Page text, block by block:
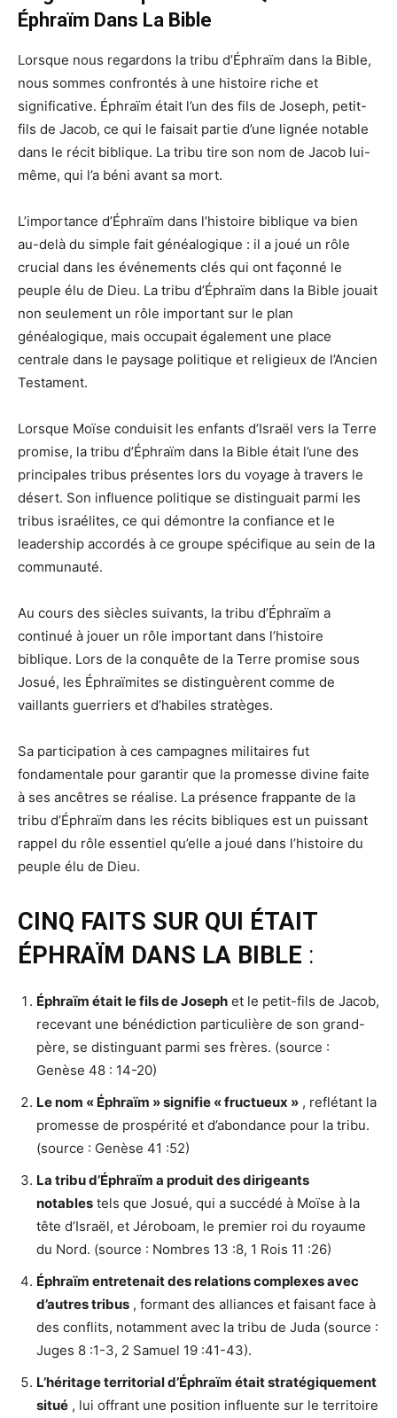
Éphraïm Dans La Bible
Lorsque nous regardons la tribu d’Éphraïm dans la Bible,
nous sommes confrontés à une histoire riche et
significative. Éphraïm était l’un des fils de Joseph, petit-
fils de Jacob, ce qui le faisait partie d’une lignée notable
dans le récit biblique. La tribu tire son nom de Jacob lui-
même, qui l’a béni avant sa mort.
L’importance d’Éphraïm dans l’histoire biblique va bien
au-delà du simple fait généalogique : il a joué un rôle
crucial dans les événements clés qui ont façonné le
peuple élu de Dieu. La tribu d’Éphraïm dans la Bible jouait
non seulement un rôle important sur le plan
généalogique, mais occupait également une place
centrale dans le paysage politique et religieux de l’Ancien
Testament.
Lorsque Moïse conduisit les enfants d’Israël vers la Terre
promise, la tribu d’Éphraïm dans la Bible était l’une des
principales tribus présentes lors du voyage à travers le
désert. Son influence politique se distinguait parmi les
tribus israélites, ce qui démontre la confiance et le
leadership accordés à ce groupe spécifique au sein de la
communauté.
Au cours des siècles suivants, la tribu d’Éphraïm a
continué à jouer un rôle important dans l’histoire
biblique. Lors de la conquête de la Terre promise sous
Josué, les Éphraïmites se distinguèrent comme de
vaillants guerriers et d’habiles stratèges.
Sa participation à ces campagnes militaires fut
fondamentale pour garantir que la promesse divine faite
à ses ancêtres se réalise. La présence frappante de la
tribu d’Éphraïm dans les récits bibliques est un puissant
rappel du rôle essentiel qu’elle a joué dans l’histoire du
peuple élu de Dieu.
CINQ FAITS SUR QUI ÉTAIT
ÉPHRAÏM DANS LA BIBLE :
Éphraïm était le fils de Joseph et le petit-fils de Jacob,
recevant une bénédiction particulière de son grand-
père, se distinguant parmi ses frères. (source :
Genèse 48 : 14-20)
Le nom « Éphraïm » signifie « fructueux » , reflétant la
promesse de prospérité et d’abondance pour la tribu.
(source : Genèse 41 :52)
La tribu d’Éphraïm a produit des dirigeants
notables tels que Josué, qui a succédé à Moïse à la
tête d’Israël, et Jéroboam, le premier roi du royaume
du Nord. (source : Nombres 13 :8, 1 Rois 11 :26)
Éphraïm entretenait des relations complexes avec
d’autres tribus , formant des alliances et faisant face à
des conflits, notamment avec la tribu de Juda (source :
Juges 8 :1-3, 2 Samuel 19 :41-43).
L’héritage territorial d’Éphraïm était stratégiquement
situé , lui offrant une position influente sur le territoire